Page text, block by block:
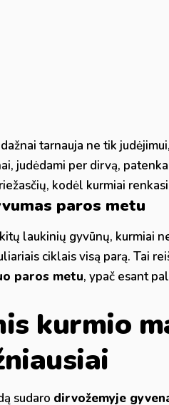
tarnauja ne tik
judėdami per dirvą,
kodėl kurmiai
paros metu
laukinių gyvūnų, kurmiai
ciklais visą parą. Tai
paros metu, ypač esant
kurmio
sudaro dirvožemyje